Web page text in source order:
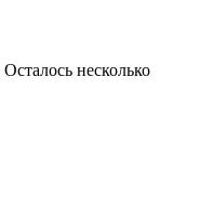
Осталось несколько